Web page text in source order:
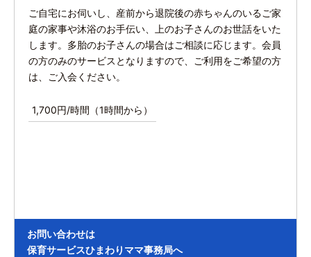
ご自宅にお伺いし、産前から退院後の赤ちゃんのいるご家
庭の家事や沐浴のお手伝い、上のお子さんのお世話をいた
します。多胎のお子さんの場合はご相談に応じます。会員
の方のみのサービスとなりますので、ご利用をご希望の方
は、ご入会ください。
1,700円/時間（1時間から）
お問い合わせは
保育サービスひまわりママ事務局へ